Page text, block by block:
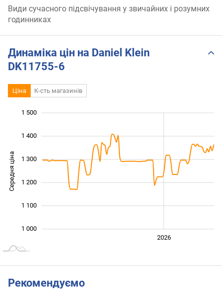
Види сучасного підсвічування у звичайних і розумних
годинниках
Динаміка цін на Daniel Klein
DK11755-6
Ціна К-сть магазинів
Середня ціна
1 000
1 100
1 200
1 300
1 500
1 400
2026
Рекомендуємо